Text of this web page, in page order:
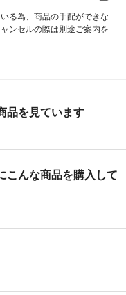
る為、商品の手配ができな
ンセルの際は別途ご案内を
品を見ています
こんな商品を購入して